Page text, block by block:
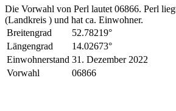
Die Vorwahl von Perl lautet 06866. Perl
(Landkreis ) und hat ca. Einwohner.
Breitengrad
52.78219°
Längengrad
14.02673°
Einwohnerstand 31. Dezember 2022
Vorwahl
06866